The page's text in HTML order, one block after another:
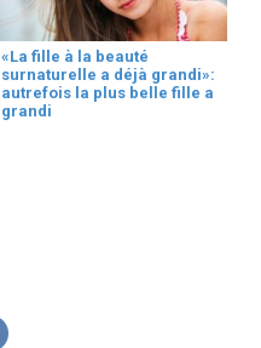
«La fille à la beauté
surnaturelle a déjà grandi»:
autrefois la plus belle fille a
grandi